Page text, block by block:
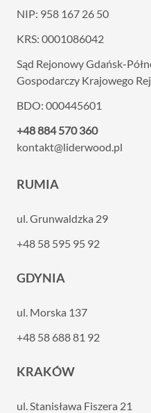
NIP: 958 167 26 50
KRS: 0001086042
Sąd Rejonowy Gdańsk-
Gospodarczy Krajowego
BDO: 000445601
+48 884 570 360
kontakt@liderwood.pl
RUMIA
ul. Grunwaldzka 29
+48 58 595 95 92
GDYNIA
ul. Morska 137
+48 58 688 81 92
KRAKÓW
ul. Stanisława Fiszera 21